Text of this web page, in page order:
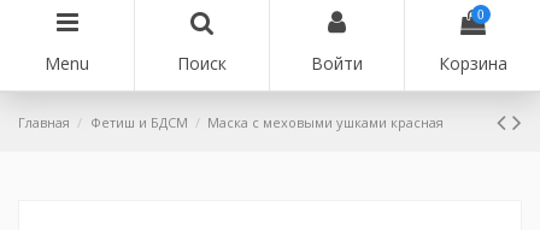
Menu Поиск Войти
0
Корзина
Главная Фетиш и БДСМ Маска с меховыми ушками красная